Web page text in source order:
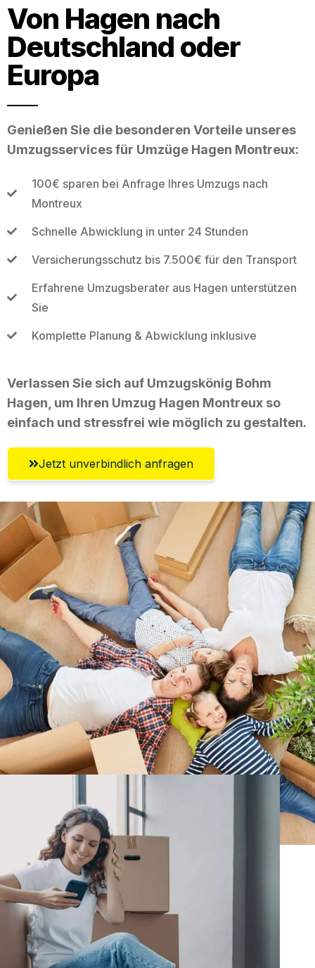
Von Hagen nach
Deutschland oder
Europa
Genießen Sie die besonderen Vorteile unseres
Umzugsservices für Umzüge Hagen Montreux:
100€ sparen bei Anfrage Ihres Umzugs nach
Montreux
Schnelle Abwicklung in unter 24 Stunden
Versicherungsschutz bis 7.500€ für den Transport
Erfahrene Umzugsberater aus Hagen unterstützen
Sie
Komplette Planung & Abwicklung inklusive
Verlassen Sie sich auf Umzugskönig Bohm
Hagen, um Ihren Umzug Hagen Montreux so
einfach und stressfrei wie möglich zu gestalten.
Jetzt unverbindlich anfragen